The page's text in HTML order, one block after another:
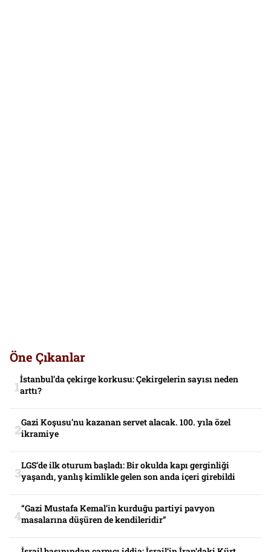
Öne Çıkanlar
İstanbul’da çekirge korkusu: Çekirgelerin sayısı neden
arttı?
Gazi Koşusu’nu kazanan servet alacak. 100. yıla özel
ikramiye
LGS’de ilk oturum başladı: Bir okulda kapı gerginliği
yaşandı, yanlış kimlikle gelen son anda içeri girebildi
“Gazi Mustafa Kemal’in kurduğu partiyi pavyon
masalarına düşüren de kendileridir”